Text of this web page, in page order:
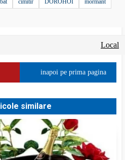
Local
inapoi pe prima pagina
similare